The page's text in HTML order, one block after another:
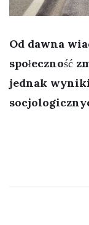
Od dawna
społeczność
jednak